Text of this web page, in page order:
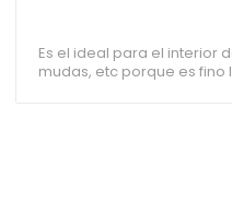
Es el ideal para el interior
mudas, etc porque es fino